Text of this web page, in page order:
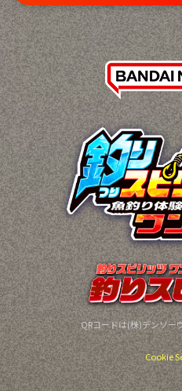
QRコードは(株)デンソー
Cookie